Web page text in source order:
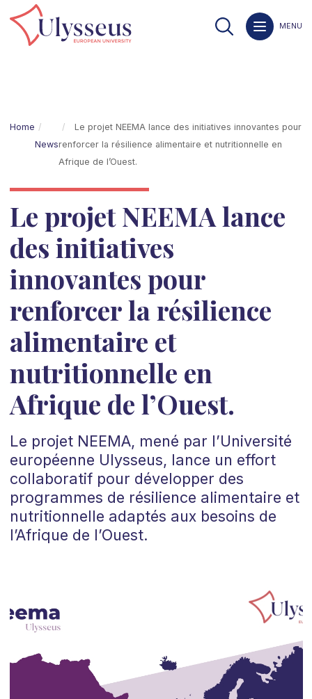
MENU
Home
News
Le projet NEEMA lance des initiatives innovantes pour
renforcer la résilience alimentaire et nutritionnelle en
Afrique de l’Ouest.
Le projet NEEMA lance
des initiatives
innovantes pour
renforcer la résilience
alimentaire et
nutritionnelle en
Afrique de l’Ouest.
Le projet NEEMA, mené par l’Université
européenne Ulysseus, lance un effort
collaboratif pour développer des
programmes de résilience alimentaire et
nutritionnelle adaptés aux besoins de
l’Afrique de l’Ouest.